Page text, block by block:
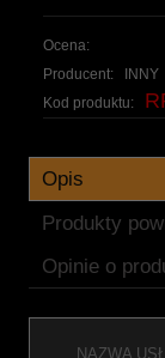
Ocena:
Producent:
INNY
Kod produktu:
Opis
Produkty
Opinie o
NAZWA